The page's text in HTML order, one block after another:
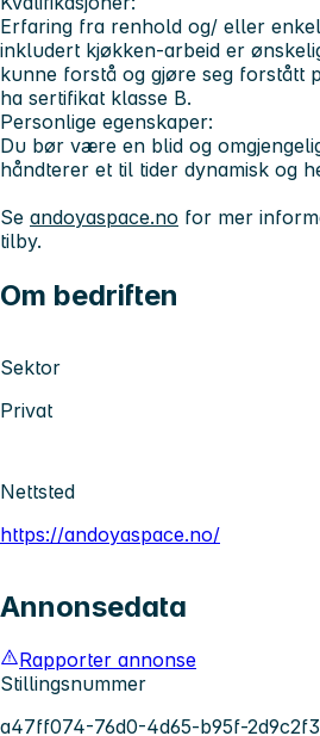
Erfaring fra renhold og/ eller
inkludert kjøkken-arbeid er
kunne forstå og gjøre seg forstått
ha sertifikat klasse B.
Personlige egenskaper:
Du bør være en blid og
håndterer et til tider dynamisk og
Se andoyaspace.no for mer
tilby.
Om bedriften
Sektor
Privat
Nettsted
https://andoyaspace.no/
Annonsedata
Rapporter annonse
Stillingsnummer
a47ff074-76d0-4d65-b95f-